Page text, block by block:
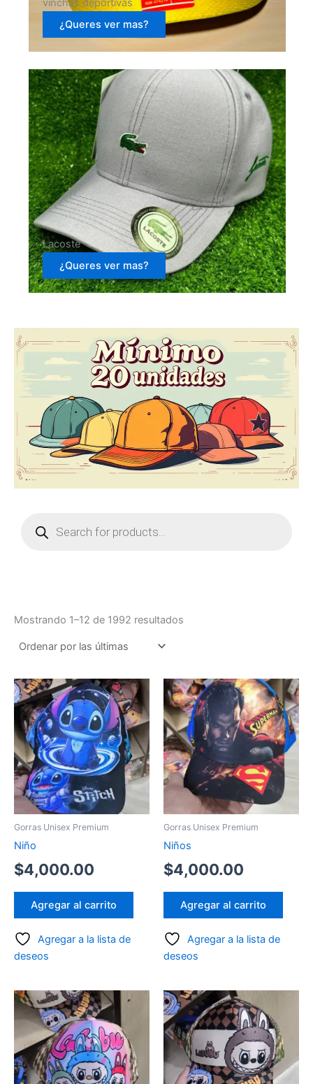
vinchas deportivas
¿Queres ver mas?
Lacoste
¿Queres ver mas?
search
Mostrando 1–12 de 1992 resultados
Gorras Unisex Premium
Niño
$4,000.00
Agregar al carrito
Agregar a la lista de
deseos
Gorras Unisex Premium
Niños
$4,000.00
Agregar al carrito
Agregar a la lista de
deseos